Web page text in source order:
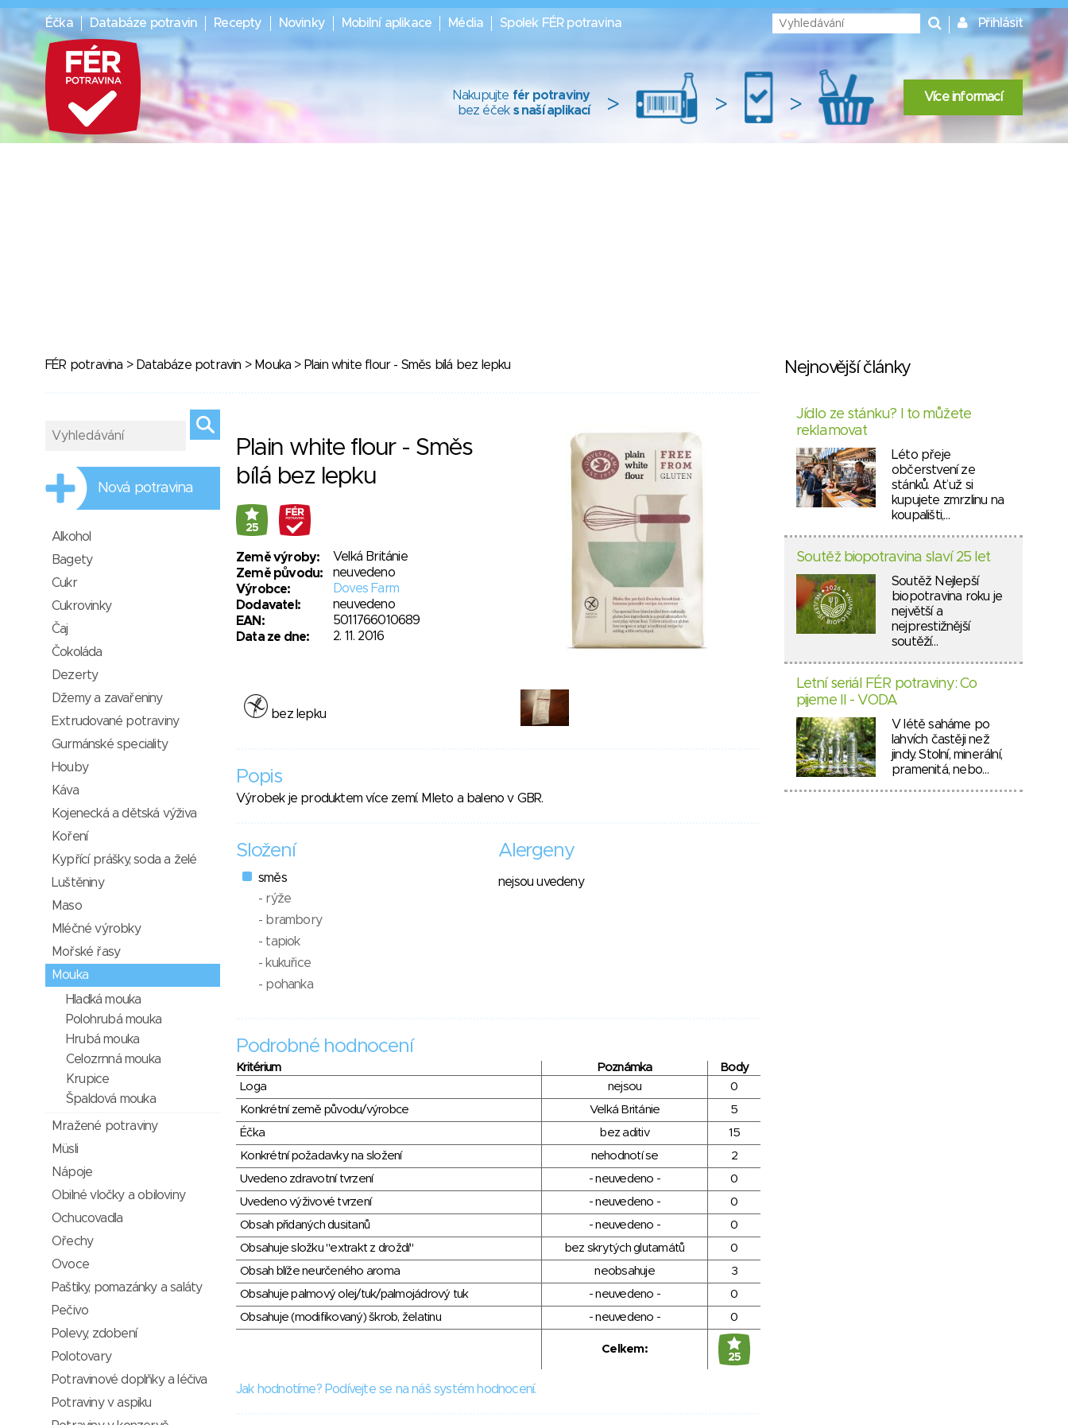
Éčka Databáze potravin Recepty Novinky Mobilní aplikace Média Spolek FÉR potravina Přihlásit
Nakupujte fér potraviny
bez éček s naší aplikací > > > Více informací
FÉR potravina > Databáze potravin > Mouka > Plain white flour - Směs bílá bez lepku
Plain white flour - Směs
bílá bez lepku
25
Země výroby:
Velká Británie
Země původu:
neuvedeno
Výrobce:
Doves Farm
Dodavatel:
neuvedeno
EAN:
5011766010689
Data ze dne:
2. 11. 2016
bez lepku
Popis
Výrobek je produktem více zemí. Mleto a baleno v GBR.
Složení
směs
- rýže
- brambory
- tapiok
- kukuřice
- pohanka
Alergeny
nejsou uvedeny
Podrobné hodnocení
Kritérium Poznámka
Body
Loga
nejsou
0
Konkrétní země původu/výrobce
Velká Británie
5
Éčka
bez aditiv
15
Konkrétní požadavky na složení
nehodnotí se
2
Uvedeno zdravotní tvrzení
- neuvedeno -
0
Uvedeno výživové tvrzení
- neuvedeno -
0
Obsah přidaných dusitanů
- neuvedeno -
0
Obsahuje složku "extrakt z droždí"
bez skrytých glutamátů
0
Obsah blíže neurčeného aroma
neobsahuje
3
Obsahuje palmový olej/tuk/palmojádrový tuk
- neuvedeno -
0
Obsahuje (modifikovaný) škrob, želatinu
- neuvedeno - 0
Celkem:
25
Jak hodnotíme? Podívejte se na náš systém hodnocení.
Nová potravina
Alkohol
Bagety
Cukr
Cukrovinky
Čaj
Čokoláda
Dezerty
Džemy a zavařeniny
Extrudované potraviny
Gurmánské speciality
Houby
Káva
Kojenecká a dětská výživa
Koření
Kypřící prášky, soda a želé
Luštěniny
Maso
Mléčné výrobky
Mořské řasy
Mouka
Hladká mouka
Polohrubá mouka
Hrubá mouka
Celozrnná mouka
Krupice
Špaldová mouka
Mražené potraviny
Müsli
Nápoje
Obilné vločky a obiloviny
Ochucovadla
Ořechy
Ovoce
Paštiky, pomazánky a saláty
Pečivo
Polevy, zdobení
Polotovary
Potravinové doplňky a léčiva
Potraviny v aspiku
Nejnovější články
Jídlo ze stánku? I to můžete
reklamovat
Léto přeje
občerstvení ze
stánků. Ať už si
kupujete zmrzlinu na
koupališti,…
Soutěž biopotravina slaví 25 let
Soutěž Nejlepší
biopotravina roku je
největší a
nejprestižnější
soutěží…
Letní seriál FÉR potraviny: Co
pijeme II - VODA
V létě saháme po
lahvích častěji než
jindy. Stolní, minerální,
pramenitá, nebo…